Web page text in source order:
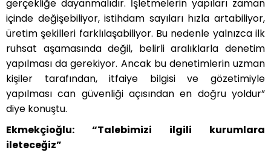
gerçekliğe dayanmalıdır. İşletmelerin yapıları zaman
içinde değişebiliyor, istihdam sayıları hızla artabiliyor,
üretim şekilleri farklılaşabiliyor. Bu nedenle yalnızca ilk
ruhsat aşamasında değil, belirli aralıklarla denetim
yapılması da gerekiyor. Ancak bu denetimlerin uzman
kişiler tarafından, itfaiye bilgisi ve gözetimiyle
yapılması can güvenliği açısından en doğru yoldur”
diye konuştu.
Ekmekçioğlu: “Talebimizi ilgili kurumlara
ileteceğiz”